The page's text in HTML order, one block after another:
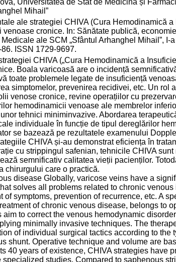
Mihail”
ale strategiei CHIVA (Cura Hemodinamică
cronice. In: Sănătate publică,
ale SCM „Sfântul Arhanghel Mihail”, I-
ISSN 1729-9697.
CHIVA („Cura Hemodinamică a
Boala varicoasă are o incidență
toate problemele legate de insuficiență
simptomelor, prevenirea recidivei, etc. Un rol
venose cronice, revine operațiilor cu
hemodinamicii venoase ale membrelor
tehnici miniminvazive. Abordarea
individuale în funcție de tipul dereglărilor
se bazează pe rezultatele examenului
CHIVA și-au demonstrat eficiența în
cu strippingul safenian, tehnicile CHIVA
semnificativ calitatea vieții pacienților.
chirurgului care o practică.
disease Globally, varicose veins have a
solves all problems related to chronic
of symptoms, prevention of recurrence, etc. A
of chronic venous disease, belongs to
to correct the venous hemodynamic
minimally invasive techniques. The
of individual surgical tactics according to the
shunt. Operative technique and volume are
40 years of existence, CHIVA strategies have
studies. Compared to saphenous